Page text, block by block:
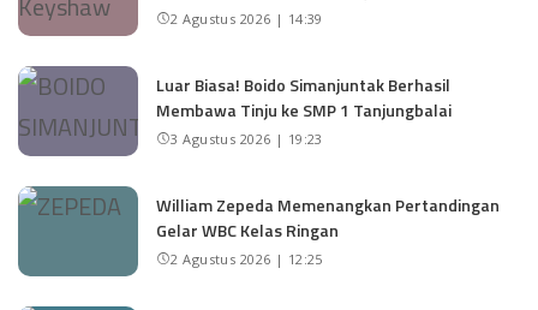
2 Agustus 2026 | 14:39
Luar Biasa! Boido Simanjuntak Berhasil
Membawa Tinju ke SMP 1 Tanjungbalai
3 Agustus 2026 | 19:23
William Zepeda Memenangkan Pertandingan
Gelar WBC Kelas Ringan
2 Agustus 2026 | 12:25